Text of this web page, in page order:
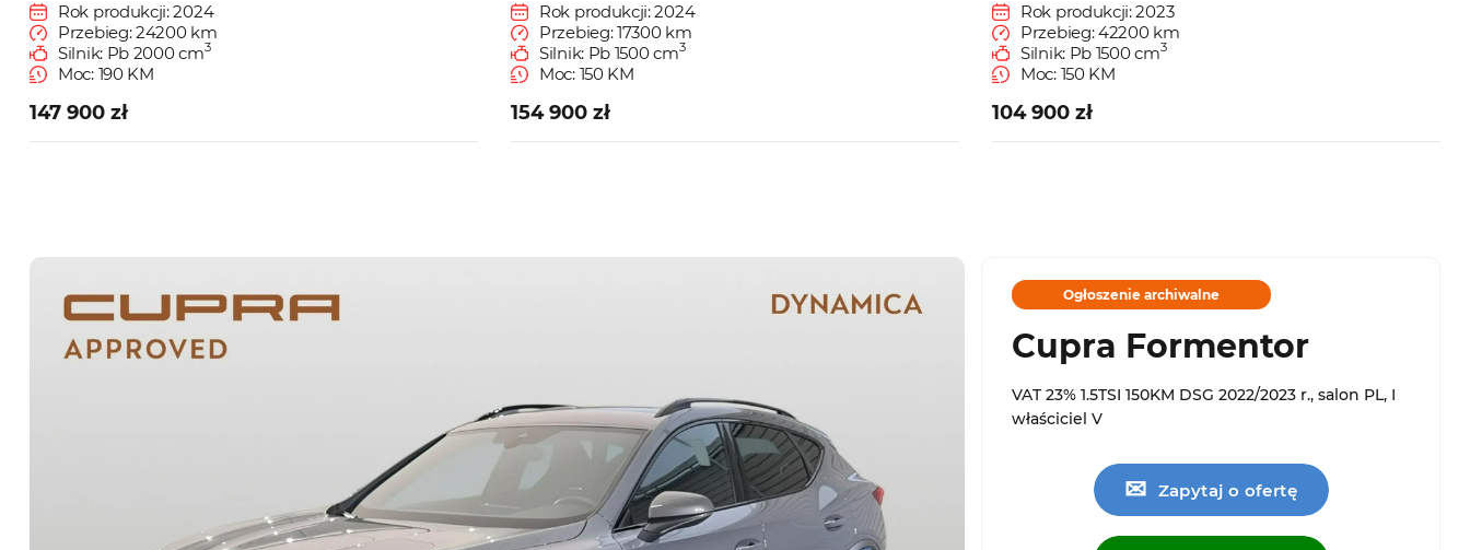
Rok produkcji: 2024
Przebieg: 24200 km
Silnik: Pb 2000 cm3
Moc: 190 KM
147 900 zł
Rok produkcji: 2024
Przebieg: 17300 km
Silnik: Pb 1500 cm3
Moc: 150 KM
154 900 zł
Rok produkcji: 2023
Przebieg: 42200 km
Silnik: Pb 1500 cm3
Moc: 150 KM
104 900 zł
Ogłoszenie archiwalne
Cupra Formentor
VAT 23% 1.5TSI 150KM DSG 2022/2023 r., salon PL, I
właściciel V
✉ Zapytaj o ofertę